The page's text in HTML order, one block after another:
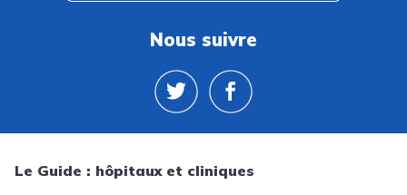
Nous suivre
Le Guide : hôpitaux et cliniques